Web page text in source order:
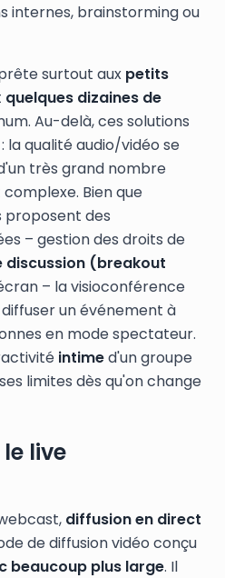
internes, brainstorming ou
surtout aux petits
quelques dizaines de
Au-delà, ces solutions
qualité audio/vidéo se
très grand nombre
Bien que
des
– gestion des droits de
discussion (breakout
– la visioconférence
un événement à
en mode spectateur.
intimed'un groupe
limites dès qu'on change
live
diffusion en direct
de diffusion vidéo conçu
beaucoup plus large. Il